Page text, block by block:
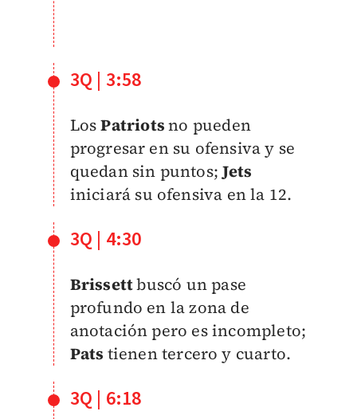
3Q | 3:58
LosPatriotsno pueden
progresar en su ofensiva y se
quedan sin puntos;Jets
iniciará su ofensiva en la 12.
3Q | 4:30
Brissettbuscó un pase
profundo en la zona de
anotación pero es incompleto;
Pats tienen tercero y cuarto.
3Q | 6:18